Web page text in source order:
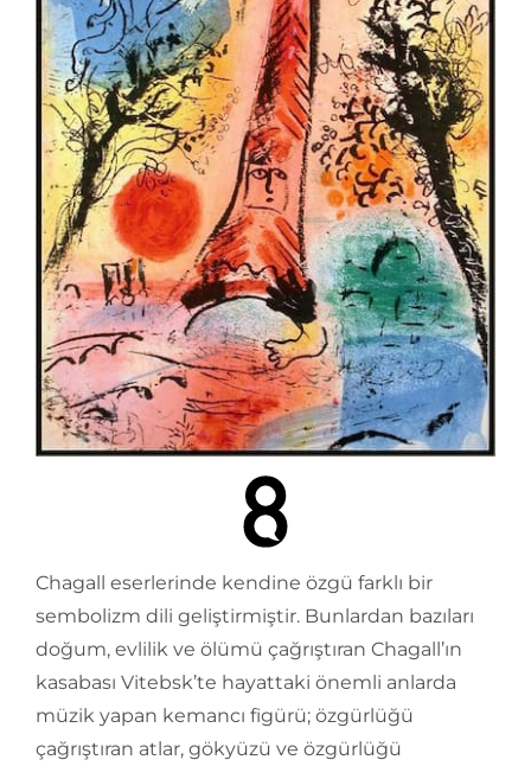
Chagall eserlerinde kendine özgü farklı bir
sembolizm dili geliştirmiştir. Bunlardan bazıları
doğum, evlilik ve ölümü çağrıştıran Chagall’ın
kasabası Vitebsk’te hayattaki önemli anlarda
müzik yapan kemancı figürü; özgürlüğü
çağrıştıran atlar, gökyüzü ve özgürlüğü